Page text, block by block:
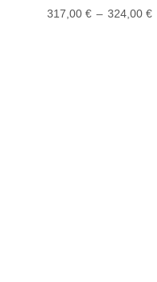
317,00 € – 324,00 €